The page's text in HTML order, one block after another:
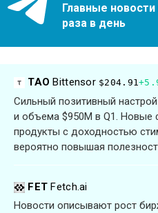
Главные
раза в день
TAOBittensor $204.91
Сильный позитивный
и объема $950M в Q1. Новые
продукты с доходностью
вероятно повышая
FETFetch.ai
Новости описывают рост